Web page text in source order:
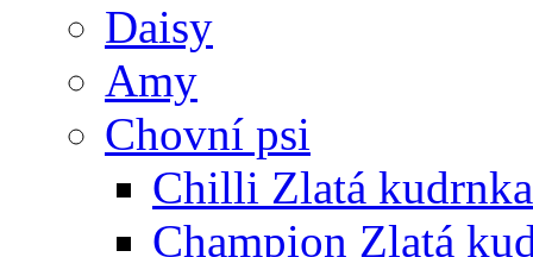
Daisy
Amy
Chovní psi
Chilli Zlatá kudrnka
Champion Zlatá